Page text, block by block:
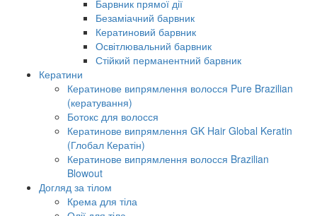
Барвник прямої дії
Безаміачний барвник
Кератиновий барвник
Освітлювальний барвник
Стійкий перманентний барвник
Кератини
Кератинове випрямлення волосся Pure Brazilian
(кератування)
Ботокс для волосся
Кератинове випрямлення GK Hair Global Keratin
(Глобал Кератін)
Кератинове випрямлення волосся Brazilian
Blowout
Догляд за тілом
Крема для тіла